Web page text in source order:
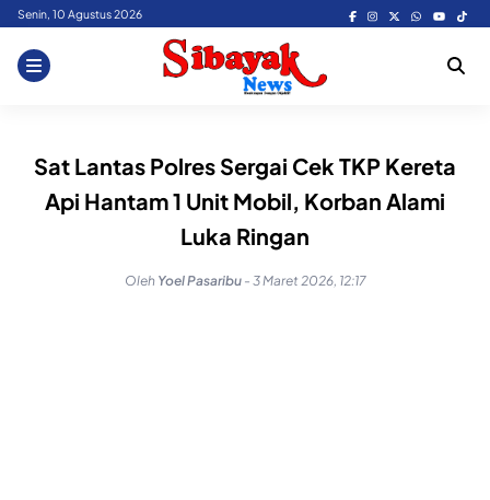
Skip
content
Senin, 10 Agustus 2026
Sat Lantas Polres Sergai Cek TKP Kereta
Api Hantam 1 Unit Mobil, Korban Alami
Luka Ringan
Oleh Yoel Pasaribu - 3 Maret 2026, 12:17